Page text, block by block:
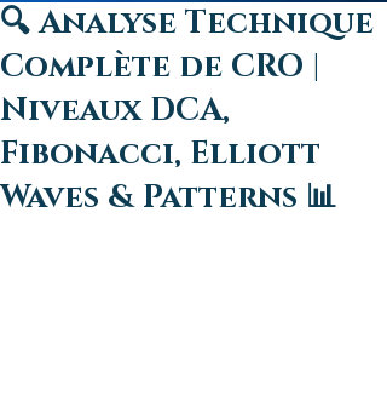
🔍 Analyse Technique
Complète de CRO |
Niveaux DCA,
Fibonacci, Elliott
Waves & Patterns 📊